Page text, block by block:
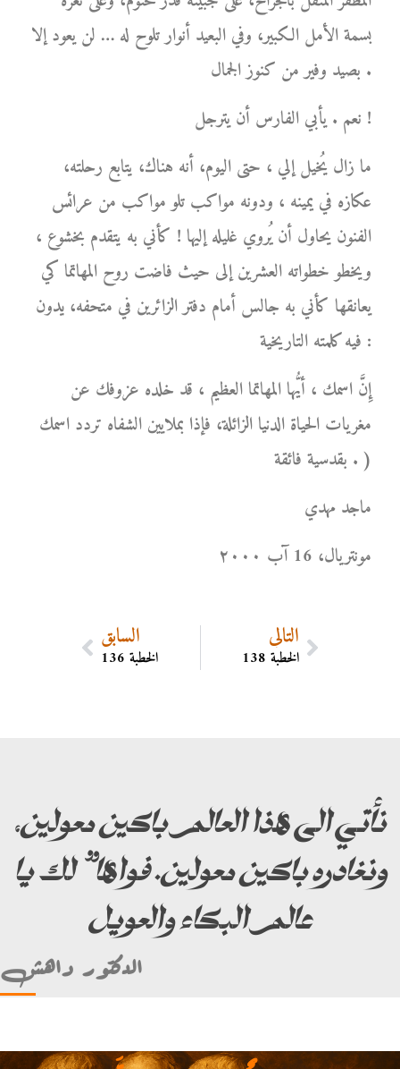
بسمة الأمل الكبير، وفي البعيد أنوار تلوح له … لن يعود إلا
بصيد وفير من كنوز الجمال .
نعم . يأبي الفارس أن يترجل !
ما زال يُخيل إلي ، حتى اليوم، أنه هناك، يتابع رحلته،
عكازه في يمينه ، ودونه مواكب تلو مواكب من عرائس
الفنون يحاول أن يُروي غليله إليها ! كأني به يتقدم بخشوع ،
ويخطو خطواته العشرين إلى حيث فاضت روح المهاتما كي
يعانقها كأني به جالس أمام دفتر الزائرين في متحفه، يدون
فيه كلمته التاريخية :
إِنَّ اسمك ، أيُّها المهاتما العظيم ، قد خلده عزوفك عن
مغريات الحياة الدنيا الزائلة، فإذا بملايين الشفاه تردد اسمك
بقدسية فائقة . )
ماجد مهدي
مونتریال، 16 آب ۲۰۰۰
السابق
الخطبة 136
التالي
الخطبة 138
نأتي الى هذا العالم باكين معولين،
ونغادره باكين معولين. فواها” لك يا
عالم البكاء والعويل
الدكتور داهش